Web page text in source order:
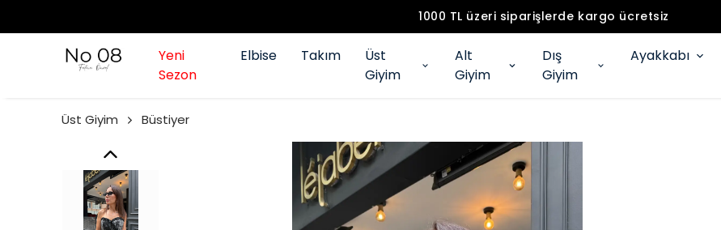
1000 TL üzeri siparişlerde kargo ücretsiz
Yeni
Sezon
Elbise Takım
Üst
Giyim
Alt
Giyim
Dış
Giyim
Ayakkabı
Üst Giyim Büstiyer